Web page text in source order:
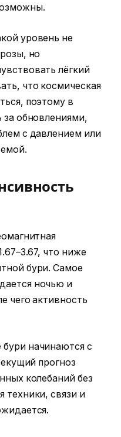
уровень не
но
лёгкий
что космическая
поэтому в
за обновлениями,
с давлением или
что ниже
бури. Самое
ночью и
чего активность
начинаются с
прогноз
колебаний без
техники, связи и